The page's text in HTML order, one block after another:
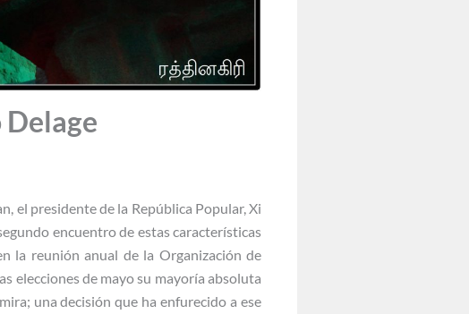
Delage
el presidente de la República Popular, Xi
encuentro de estas características
la reunión anual de la Organización de
elecciones de mayo su mayoría absoluta
una decisión que ha enfurecido a ese